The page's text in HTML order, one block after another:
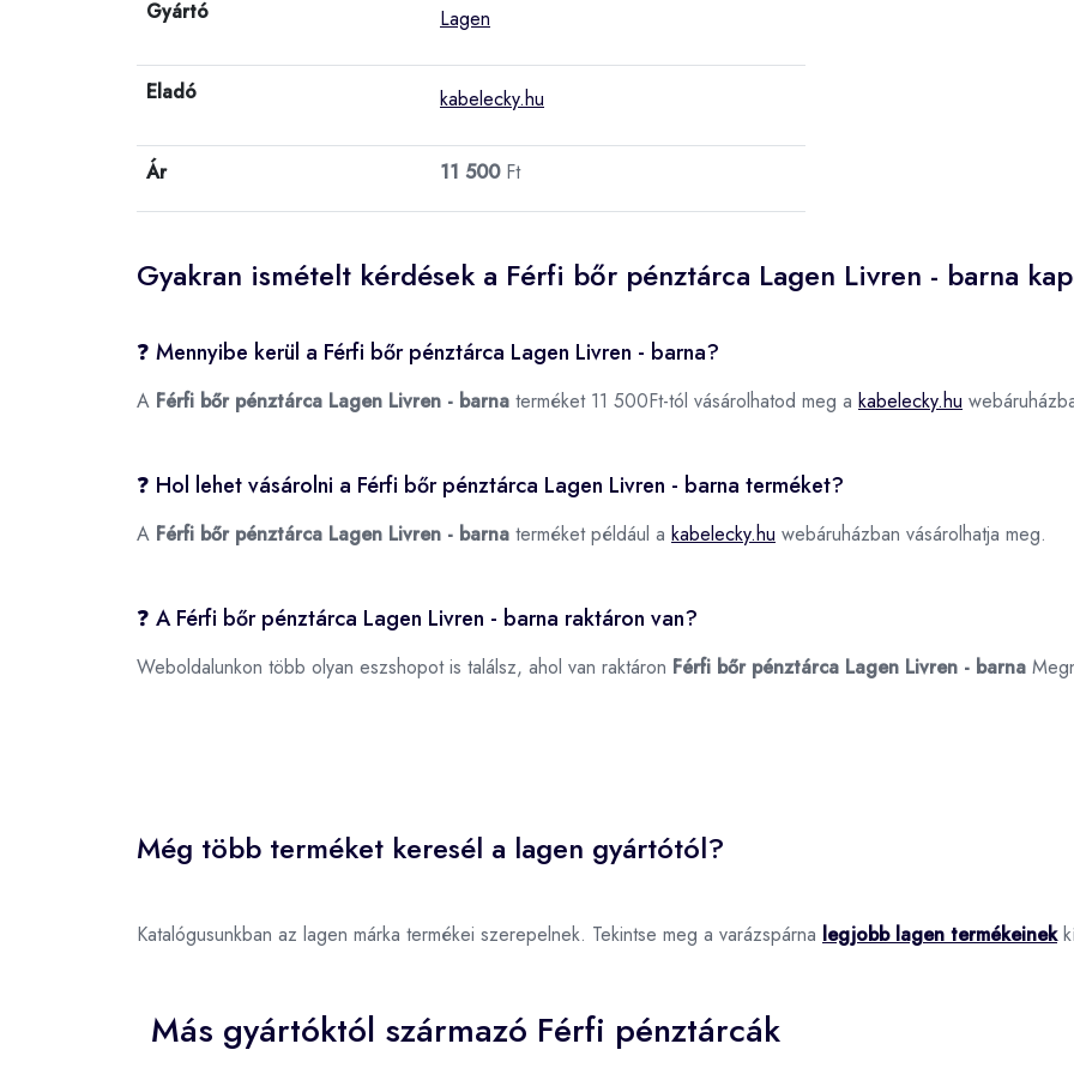
Gyártó Lagen
Eladó kabelecky.hu
Ár 11 500Ft
Gyakran ismételt kérdések a Férfi bőr pénztárca Lagen Livren - barna
❓ Mennyibe kerül a Férfi bőr pénztárca Lagen Livren - barna?
A Férfi bőr pénztárca Lagen Livren - barna terméket 11 500Ft-tól vásárolhatod meg a kabelecky.hu
❓ Hol lehet vásárolni a Férfi bőr pénztárca Lagen Livren - barna terméket?
A Férfi bőr pénztárca Lagen Livren - barna terméket például a kabelecky.hu webáruházban vásárolhatja meg.
❓ A Férfi bőr pénztárca Lagen Livren - barna raktáron van?
Weboldalunkon több olyan eszshopot is találsz, ahol van raktáron Férfi bőr pénztárca Lagen Livren - barna
Még több terméket keresél a lagen gyártótól?
Katalógusunkban az lagen márka termékei szerepelnek. Tekintse meg a varázspárna legjobb lagen termékeinek
Más gyártóktól származó Férfi pénztárcák